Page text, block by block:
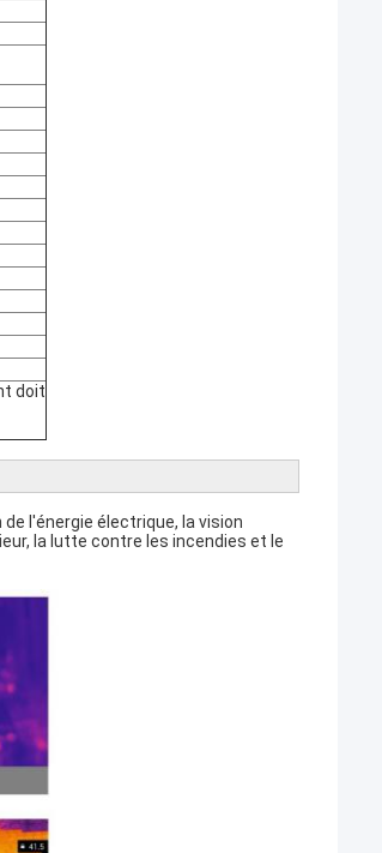
doit
l'énergie électrique, la vision
la lutte contre les incendies et le